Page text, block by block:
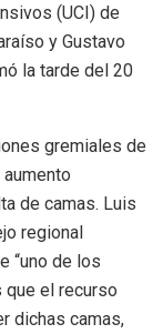
(UCI) de
y Gustavo
la tarde del 20
gremiales de
de camas. Luis
regional
“uno de los
el recurso
dichas camas,